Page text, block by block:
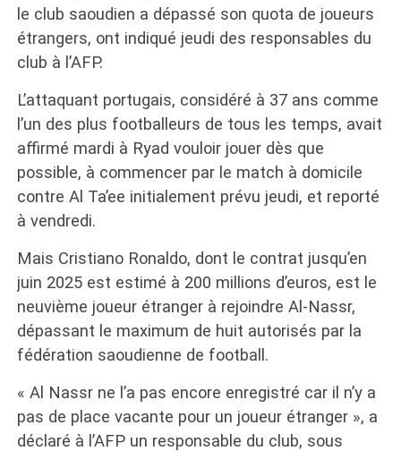
le club saoudien a dépassé son quota de joueurs
étrangers, ont indiqué jeudi des responsables du
club à l’AFP.
L’attaquant portugais, considéré à 37 ans comme
l’un des plus footballeurs de tous les temps, avait
affirmé mardi à Ryad vouloir jouer dès que
possible, à commencer par le match à domicile
contre Al Ta’ee initialement prévu jeudi, et reporté
à vendredi.
Mais Cristiano Ronaldo, dont le contrat jusqu’en
juin 2025 est estimé à 200 millions d’euros, est le
neuvième joueur étranger à rejoindre Al-Nassr,
dépassant le maximum de huit autorisés par la
fédération saoudienne de football.
« Al Nassr ne l’a pas encore enregistré car il n’y a
pas de place vacante pour un joueur étranger », a
déclaré à l’AFP un responsable du club, sous